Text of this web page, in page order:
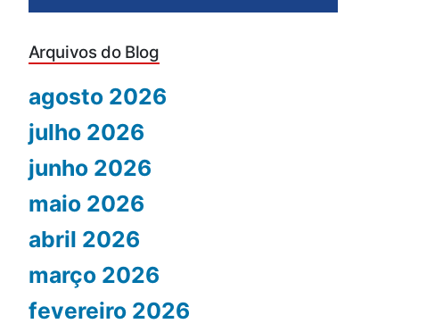
Arquivos do Blog
agosto 2026
julho 2026
junho 2026
maio 2026
abril 2026
março 2026
fevereiro 2026